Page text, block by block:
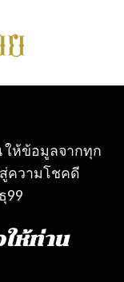
ให้ข้อมูลจากทุก
ความโชคดี
99
ห้ท่าน